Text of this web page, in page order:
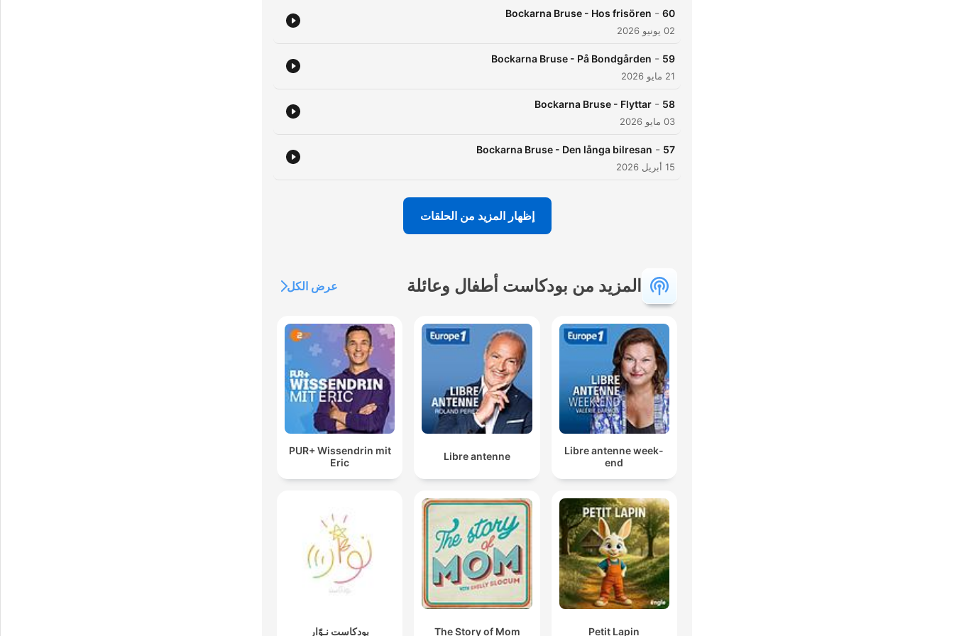
vecka – låt sagornas magi
60
-
Bockarna Bruse - Hos frisören
02 يونيو 2026
59
-
Bockarna Bruse - På Bondgården
21 مايو 2026
58
-
Bockarna Bruse - Flyttar
03 مايو 2026
57
-
Bockarna Bruse - Den långa bilresan
15 أبريل 2026
إظهار المزيد من الحلقات
المزيد من بودكاست أطفال وعائلة عرض الكل
Libre antenne week-
end
Libre antenne
PUR+ Wissendrin mit
Eric
Petit Lapin
The Story of Mom بودكاست نـوّار